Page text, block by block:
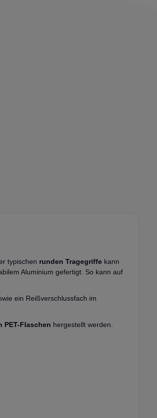
typischen runden Tragegriffe kann
Aluminium gefertigt. So kann auf
ein Reißverschlussfach im
PET-Flaschen hergestellt werden.